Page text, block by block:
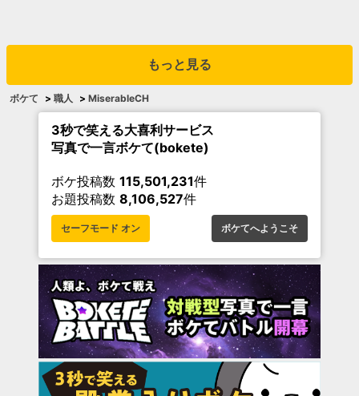
もっと見る
ボケて > 職人 > MiserableCH
3秒で笑える大喜利サービス
写真で一言ボケて(bokete)
ボケ投稿数 115,501,231件
お題投稿数 8,106,527件
セーフモード オン ボケてへようこそ